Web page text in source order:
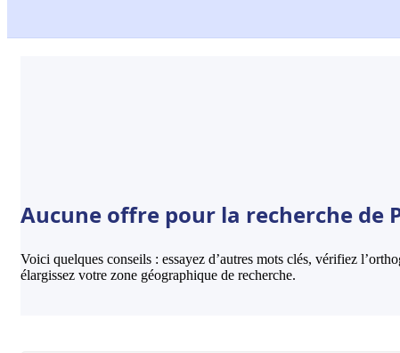
Aucune offre pour la recherche de
Voici quelques conseils : essayez d’autres mots clés, vérifiez
élargissez votre zone géographique de recherche.